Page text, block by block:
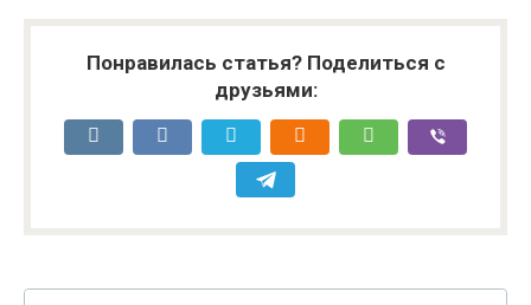
Понравилась статья? Поделиться с
друзьями: